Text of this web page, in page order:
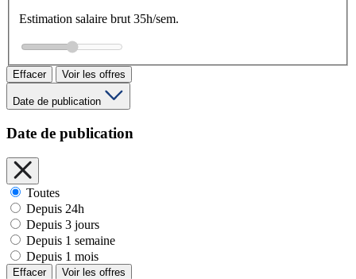
Estimation salaire brut 35h/sem.
Effacer Voir les offres
Date de publication
Date de publication
Toutes
Depuis 24h
Depuis 3 jours
Depuis 1 semaine
Depuis 1 mois
Effacer Voir les offres